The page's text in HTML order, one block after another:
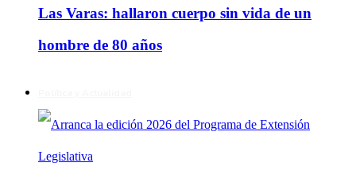
Las Varas: hallaron cuerpo sin vida de un
hombre de 80 años